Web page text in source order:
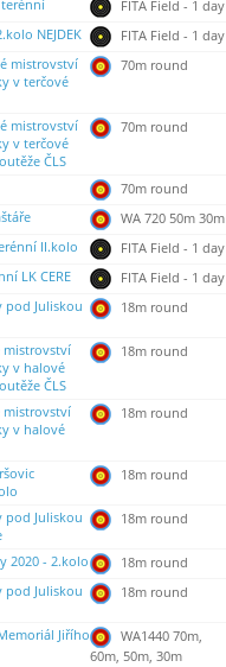
FITA Field - 1 day
NEJDEK FITA Field - 1 day
mistrovství
v terčové
70m round
mistrovství
v terčové
ČLS
70m round
70m round
WA 720 50m 30m
II.kolo FITA Field - 1 day
LK CERE FITA Field - 1 day
pod Juliskou
18m round
mistrovství
v halové
ČLS
18m round
mistrovství
v halové
18m round
18m round
pod Juliskou
18m round
2020 - 2.kolo 18m round
pod Juliskou
18m round
Jiřího
WA1440 70m,
60m, 50m, 30m